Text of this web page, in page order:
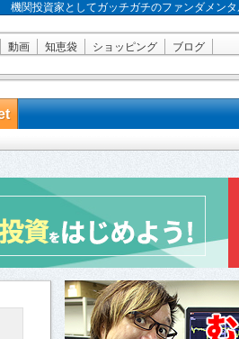
機関投資家としてガッチガチのファンダメン
動画 知恵袋 ショッピング ブログ